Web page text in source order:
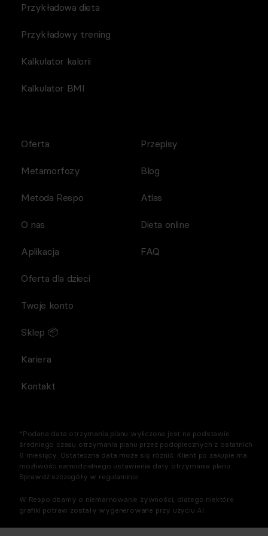
Przykładowa dieta
Przykładowy trening
Kalkulator kalorii
Kalkulator BMI
Oferta
Metamorfozy
Metoda Respo
O nas
Aplikacja
Przepisy
Blog
Atlas
Dieta online
FAQ
Oferta dla dzieci
Twoje konto
Sklep 📦
Kariera
Kontakt
*Podana data otrzymania planu wyliczona jest na podstawie
średniego czasu otrzymania planu przez podopiecznych z ostatnich
6 miesięcy. Ostateczna data może się różnić. Klient po zakupie ma
możliwość samodzielnego ustawienia daty otrzymania planu.
Sprawdź szczegóły w regulaminie.
W Respo dbamy o niemarnowanie żywności, dlatego niektóre
grafiki potraw zostały wygenerowane przy użyciu AI.